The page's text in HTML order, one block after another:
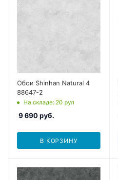
Обои Shinhan Natural 4
88647-2
На складе: 20 рул
9 690 руб.
В КОРЗИНУ